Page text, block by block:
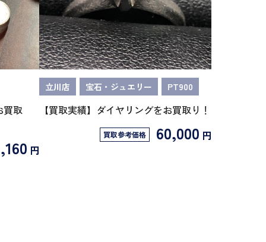
買取
円
立川店 宝石・ジュエリー PT900
【買取実績】ダイヤリングをお買取り！
買取参考価格 60,000 円